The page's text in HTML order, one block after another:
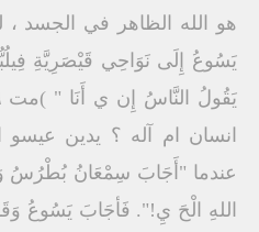
هو الله الظاهر في الجسد ،
يَسُوعُ إِلَى نَوَاحِي قَيْصَرِيَّةِ
انسان ام آله ؟ يدين
عندما "أَجَابَ سِمْعَانُ بُطْرُسُ
اللهِ الْحَ يِ!". فَأجَابَ يَسُوعُ